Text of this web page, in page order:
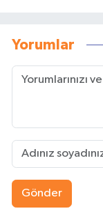
Yorumlar
Gönder